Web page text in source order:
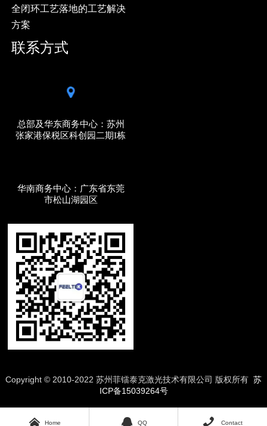
全闭环工艺落地的工艺解决
方案
联系方式
总部及华东商务中心：苏州
张家港保税区科创园二期I栋
华南商务中心：广东省东莞
市松山湖园区
Copyright © 2010-2022 苏州菲镭泰克激光技术有限公司 版权所有 苏
ICP备15039264号
 Home  QQ  Contact